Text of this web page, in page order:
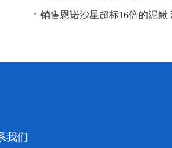
局！
销售恩诺沙星超标16倍的泥鳅
我们